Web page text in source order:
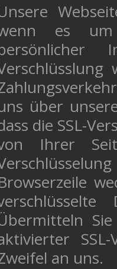
es um
über
die SSL-
Ihrer
an uns.